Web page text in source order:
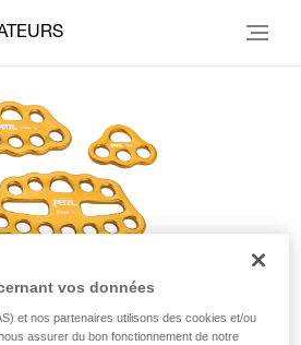
vos données
et nos partenaires utilisons des cookies et/ou
assurer du bon fonctionnement de notre